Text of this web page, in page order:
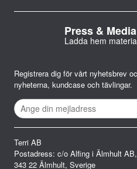
Press & Media
Ladda hem
Registrera dig för vårt nyhetsbrev
nyheterna, kundcase och tävlingar.
Terri AB
Postadress: c/o Alfing i Älmhult
343 22 Älmhult, Sverige